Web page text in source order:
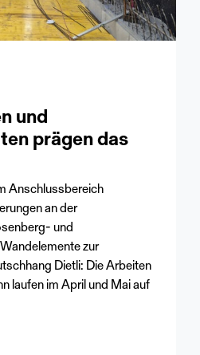
und
prägen das
Anschlussbereich
an der
und
zur
Dietli: Die Arbeiten
laufen im April und Mai auf